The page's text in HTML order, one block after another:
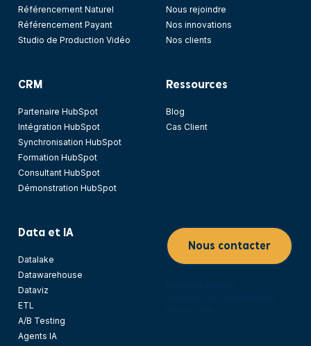
Référencement Naturel
Référencement Payant
Studio de Production Vidéo
CRM
Partenaire HubSpot
Intégration HubSpot
Synchronisation HubSpot
Formation HubSpot
Consultant HubSpot
Démonstration HubSpot
Data et IA
Datalake
Datawarehouse
Dataviz
ETL
A/B Testing
Agents IA
Nous rejoindre
Nos innovations
Nos clients
Ressources
Blog
Cas Client
Nous contacter